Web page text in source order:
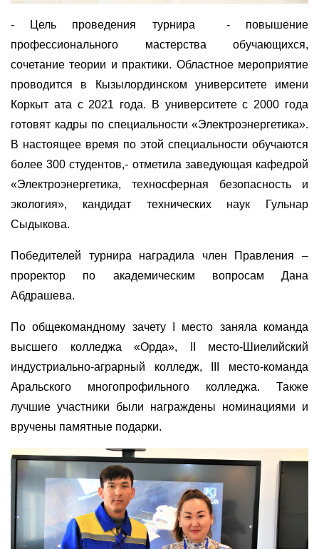
- Цель проведения турнира - повышение
профессионального мастерства обучающихся,
сочетание теории и практики. Областное мероприятие
проводится в Кызылординском университете имени
Коркыт ата с 2021 года. В университете с 2000 года
готовят кадры по специальности «Электроэнергетика».
В настоящее время по этой специальности обучаются
более 300 студентов,- отметила заведующая кафедрой
«Электроэнергетика, техносферная безопасность и
экология», кандидат технических наук Гульнар
Сыдыкова.
Победителей турнира наградила член Правления –
проректор по академическим вопросам Дана
Абдрашева.
По общекомандному зачету І место заняла команда
высшего колледжа «Орда», ІІ место-Шиелийский
индустриально-аграрный колледж, ІІІ место-команда
Аральского многопрофильного колледжа. Также
лучшие участники были награждены номинациями и
вручены памятные подарки.